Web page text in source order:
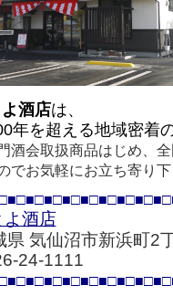
酒店は、
年を超える地域密着
酒会取扱商品はじめ、
でお気軽にお立ち寄り
よ酒店
県 気仙沼市新浜町2
24-1111